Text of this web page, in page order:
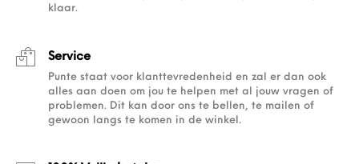
klaar.
Service
Punte staat voor klanttevredenheid en zal er dan ook
alles aan doen om jou te helpen met al jouw vragen of
problemen. Dit kan door ons te bellen, te mailen of
gewoon langs te komen in de winkel.